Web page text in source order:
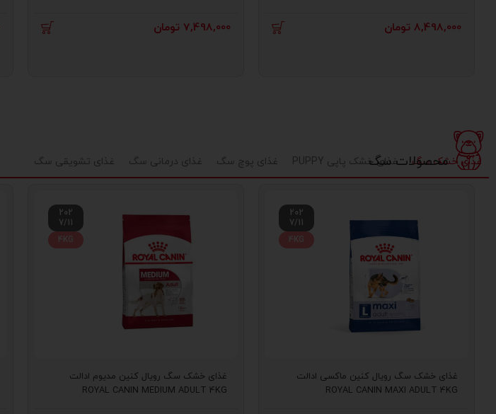
8,498,000 تومان 7,498,000 تومان
محصولات سگ
غذای خشک سگ غذای خشک پاپی PUPPY غذای پوچ سگ غذای درمانی سگ غذای تشویقی سگ
202
7/11
4KG
غذای خشک سگ رویال کنین ماکسی ادالت
ROYAL CANIN MAXI ADULT 4KG
202
7/11
4KG
غذای خشک سگ رویال کنین مدیوم ادالت
ROYAL CANIN MEDIUM ADULT 4KG